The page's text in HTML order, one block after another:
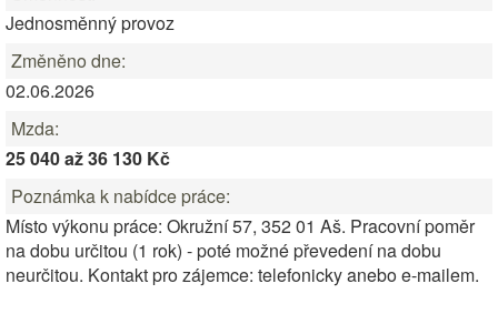
Jednosměnný provoz
Změněno dne:
02.06.2026
Mzda:
25 040 až 36 130 Kč
Poznámka k nabídce práce:
Místo výkonu práce: Okružní 57, 352 01 Aš. Pracovní poměr
na dobu určitou (1 rok) - poté možné převedení na dobu
neurčitou. Kontakt pro zájemce: telefonicky anebo e-mailem.